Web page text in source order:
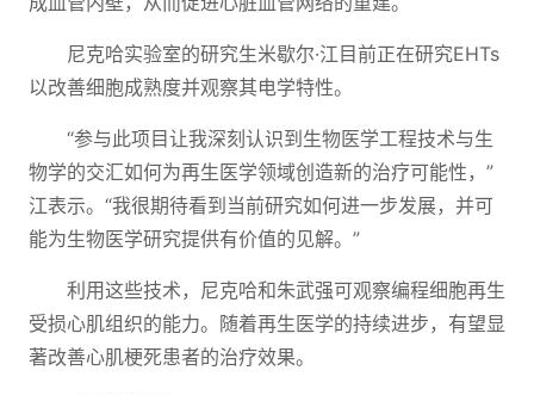
尼克哈实验室的研究生米歇尔·江目前正在研究EHTs
以改善细胞成熟度并观察其电学特性。
“参与此项目让我深刻认识到生物医学工程技术与生
物学的交汇如何为再生医学领域创造新的治疗可能性，”
江表示。“我很期待看到当前研究如何进一步发展，并可
能为生物医学研究提供有价值的见解。”
利用这些技术，尼克哈和朱武强可观察编程细胞再生
受损心肌组织的能力。随着再生医学的持续进步，有望显
著改善心肌梗死患者的治疗效果。